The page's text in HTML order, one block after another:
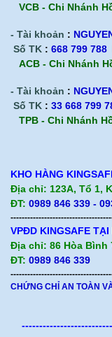
VCB - Chi Nhánh
- Tài khoản :
Số TK : 668 799 788
ACB - Chi Nhánh
- Tài khoản :
Số TK : 33 668 799
TPB - Chi Nhánh
KHO HÀNG
Địa chỉ: 123A, Tổ 1,
ĐT: 0989 846 339 -
VPĐD KINGSAFE TẠI
Địa chỉ: 86 Hòa Bình
ĐT: 0989 846 339
CHỨNG CHỈ AN TOÀN